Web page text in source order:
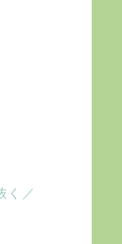
／